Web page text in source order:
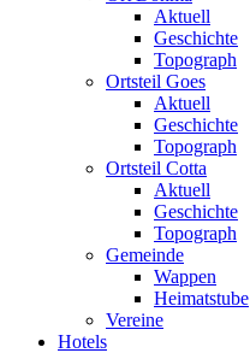
Aktuell
Geschichte
Topograph
Ortsteil Goes
Aktuell
Geschichte
Topograph
Ortsteil Cotta
Aktuell
Geschichte
Topograph
Gemeinde
Wappen
Heimatstube
Vereine
Hotels